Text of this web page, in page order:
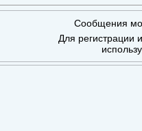
Сообщения
Для регистрации